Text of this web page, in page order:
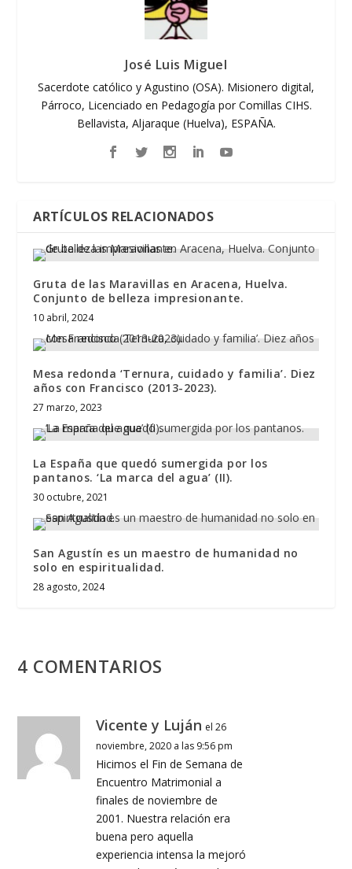
José Luis Miguel
Sacerdote católico y Agustino (OSA). Misionero digital,
Párroco, Licenciado en Pedagogía por Comillas CIHS.
Bellavista, Aljaraque (Huelva), ESPAÑA.
ARTÍCULOS RELACIONADOS
Gruta de las Maravillas en Aracena, Huelva.
Conjunto de belleza impresionante.
10 abril, 2024
Mesa redonda ‘Ternura, cuidado y familia’. Diez
años con Francisco (2013-2023).
27 marzo, 2023
La España que quedó sumergida por los
pantanos. ‘La marca del agua’ (II).
30 octubre, 2021
San Agustín es un maestro de humanidad no
solo en espiritualidad.
28 agosto, 2024
4 COMENTARIOS
Vicente y Luján el 26
noviembre, 2020 a las 9:56 pm
Hicimos el Fin de Semana de
Encuentro Matrimonial a
finales de noviembre de
2001. Nuestra relación era
buena pero aquella
experiencia intensa la mejoró